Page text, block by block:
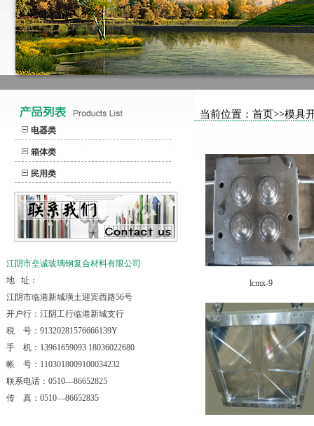
电器类
箱体类
民用类
江阴市垒诚玻璃钢复合材料有限公司
地 址：
江阴市临港新城璜土迎宾西路56号
开户行：江阴工行临港新城支行
税 号：91320281576666139Y
手 机：13961659093 18036022680
帐 号：1103018009100034232
联系电话：0510—86652825
传 真：0510—86652835
当前位置：首页>>模具
lcmx-9